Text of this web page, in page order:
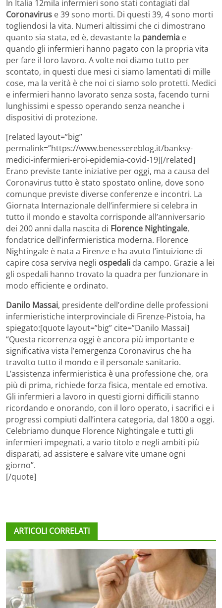
In Italia 12mila infermieri sono stati contagiati dal
Coronavirus e 39 sono morti. Di questi 39, 4 sono morti
togliendosi la vita. Numeri altissimi che ci dimostrano
quanto sia stata, ed è, devastante la pandemia e
quando gli infermieri hanno pagato con la propria vita
per fare il loro lavoro. A volte noi diamo tutto per
scontato, in questi due mesi ci siamo lamentati di mille
cose, ma la verità è che noi ci siamo solo protetti. Medici
e infermieri hanno lavorato senza sosta, facendo turni
lunghissimi e spesso operando senza neanche i
dispositivi di protezione.
[related layout=”big”
permalink=”https://www.benessereblog.it/banksy-
medici-infermieri-eroi-epidemia-covid-19][/related]
Erano previste tante iniziative per oggi, ma a causa del
Coronavirus tutto è stato spostato online, dove sono
comunque previste diverse conferenze e incontri. La
Giornata Internazionale dell’infermiere si celebra in
tutto il mondo e stavolta corrisponde all’anniversario
dei 200 anni dalla nascita di Florence Nightingale,
fondatrice dell’infermieristica moderna. Florence
Nightingale è nata a Firenze e ha avuto l’intuizione di
capire cosa serviva negli ospedali da campo. Grazie a lei
gli ospedali hanno trovato la quadra per funzionare in
modo efficiente e ordinato.
Danilo Massai, presidente dell’ordine delle professioni
infermieristiche interprovinciale di Firenze-Pistoia, ha
spiegato:[quote layout=”big” cite=”Danilo Massai]
“Questa ricorrenza oggi è ancora più importante e
significativa vista l’emergenza Coronavirus che ha
travolto tutto il mondo e il personale sanitario.
L’assistenza infermieristica è una professione che, ora
più di prima, richiede forza fisica, mentale ed emotiva.
Gli infermieri a lavoro in questi giorni difficili stanno
ricordando e onorando, con il loro operato, i sacrifici e i
progressi compiuti dall’intera categoria, dal 1800 a oggi.
Celebriamo dunque Florence Nightingale e tutti gli
infermieri impegnati, a vario titolo e negli ambiti più
disparati, ad assistere e salvare vite umane ogni
giorno”.
[/quote]
ARTICOLI CORRELATI